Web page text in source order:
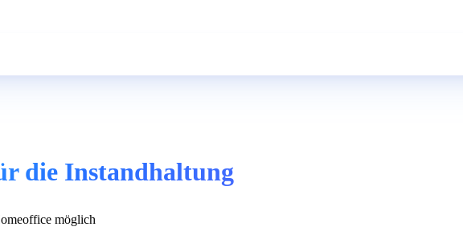
die Instandhaltung
möglich